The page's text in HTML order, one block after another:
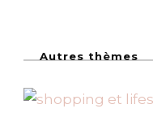
Autres thèmes